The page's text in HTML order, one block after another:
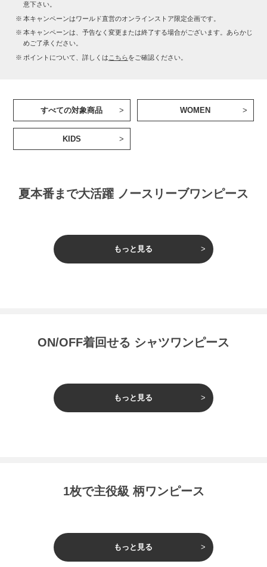
意下さい。
本キャンペーンはワールド直営のオンラインストア限定企画です。
本キャンペーンは、予告なく変更または終了する場合がございます。あらかじ
めご了承ください。
ポイントについて、詳しくは こちらをご確認ください。
すべての対象商品 WOMEN
KIDS
夏本番まで大活躍 ノースリーブワンピース
もっと見る
ON/OFF着回せる シャツワンピース
もっと見る
1枚で主役級 柄ワンピース
もっと見る